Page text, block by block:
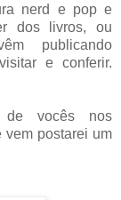
nerd e pop e
dos livros, ou
publicando
e conferir.
de vocês nos
vem postarei um